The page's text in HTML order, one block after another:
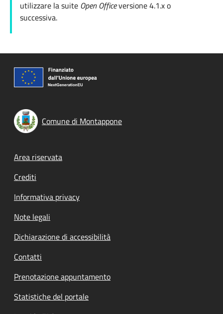
utilizzare la suite Open Officeversione4.1.x o
successiva.
Comune di Montappone
Footer menu
Area riservata
Crediti
Informativa privacy
Note legali
Dichiarazione di accessibilità
Contatti
Prenotazione appuntamento
Statistiche del portale